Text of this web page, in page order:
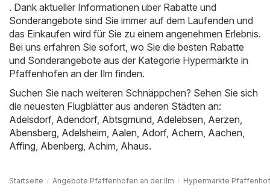
. Dank aktueller Informationen über Rabatte und
Sonderangebote sind Sie immer auf dem Laufenden und
das Einkaufen wird für Sie zu einem angenehmen Erlebnis.
Bei uns erfahren Sie sofort, wo Sie die besten Rabatte
und Sonderangebote aus der Kategorie Hypermärkte in
Pfaffenhofen an der Ilm finden.
Suchen Sie nach weiteren Schnäppchen? Sehen Sie sich
die neuesten Flugblätter aus anderen Städten an:
Adelsdorf, Adendorf, Abtsgmünd Adelebsen Aerzen
Abensberg Adelsheim Aalen Adorf, Achern Aachen
Affing Abenberg Achim Ahaus.
Startseite Angebote Pfaffenhofen an der Ilm Hypermärkte